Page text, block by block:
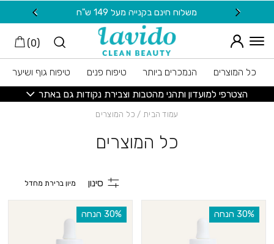
Skip to Content 20 ש"ח מתנה למצטרפות חדשות לניוזלטר
(
0
)
כל המוצרים הנמכרים ביותר טיפוח פנים
טיפוח גוף ושיער
הצטרפי למועדון ותהני מהטבות וצבירת נקודות גם באתר
עמוד הבית / כל המוצרים
כל המוצרים
סינון
‫30% הנחה ‫30% הנחה
בחזרה למעלה